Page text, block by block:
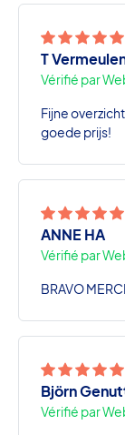
T
Vérifié par
Fijne
goede prijs!
ANNE HA
Vérifié par
BRAVO MERCI
Björn
Vérifié par